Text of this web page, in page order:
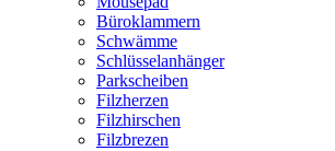
Büroklammern
Schwämme
Schlüsselanhänger
Parkscheiben
Filzherzen
Filzhirschen
Filzbrezen